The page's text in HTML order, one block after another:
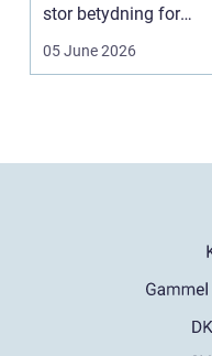
stor betydning for
b&a...
05 June 2026